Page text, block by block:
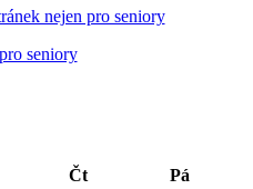
nejen pro seniory
Čt Pá